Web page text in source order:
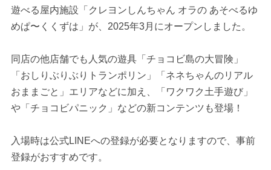
遊べる屋内施設「クレヨンしんちゃん オラの あそべるゆ
めぱ〜くくずは」が、2025年3月にオープンしました。
同店の他店舗でも人気の遊具「チョコビ島の大冒険」
「おしりぶりぶりトランポリン」「ネネちゃんのリアル
おままごと」エリアなどに加え、「ワクワク土手遊び」
や「チョコビパニック」などの新コンテンツも登場！
入場時は公式LINEへの登録が必要となりますので、事前
登録がおすすめです。